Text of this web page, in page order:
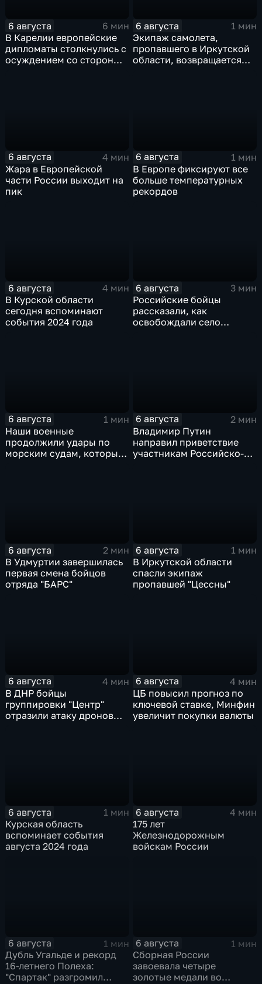
6 августа
6 мин
В Карелии европейские
дипломаты столкнулись с
осуждением со стороны
6 августа
1 мин
Экипаж самолета,
пропавшего в Иркутской
области, возвращается
6 августа
4 мин
Жара в Европейской
части России выходит на
пик
6 августа
1 мин
В Европе фиксируют все
больше температурных
рекордов
6 августа
4 мин
В Курской области
сегодня вспоминают
события 2024 года
6 августа
3 мин
Российские бойцы
рассказали, как
освобождали село
6 августа
1 мин
Наши военные
продолжили удары по
морским судам, которые
6 августа
2 мин
Владимир Путин
направил приветствие
участникам Российско-
6 августа
2 мин
В Удмуртии завершилась
первая смена бойцов
отряда "БАРС"
6 августа
1 мин
В Иркутской области
спасли экипаж
пропавшей "Цессны"
6 августа
4 мин
В ДНР бойцы
группировки "Центр"
отразили атаку дронов
6 августа
4 мин
ЦБ повысил прогноз по
ключевой ставке, Минфин
увеличит покупки валюты
6 августа
1 мин
Курская область
вспоминает события
августа 2024 года
6 августа
4 мин
175 лет
Железнодорожным
войскам России
6 августа
1 мин
Дубль Угальде и рекорд
16-летнего Полеха:
"Спартак" разгромил
6 августа
1 мин
Сборная России
завоевала четыре
золотые медали во